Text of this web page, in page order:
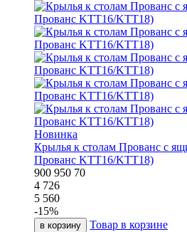
Новинка
Крылья к столам Прованс с
Прованс KTT16/KTT18)
900 950 70
4 726
5 560
-15%
в корзину Товар в корзине